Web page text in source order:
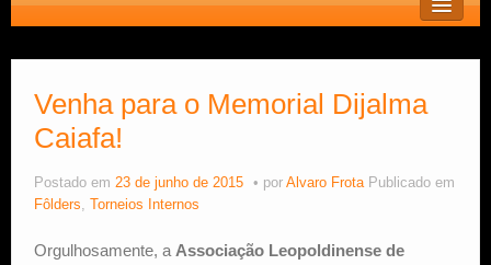
Fique Sócio
Quem Somos?
Calendário
Venha para o Memorial Dijalma
Caiafa!
Postado em 23 de junho de 2015 por Alvaro Frota Publicado em
Fôlders, Torneios Internos
Orgulhosamente, a Associação Leopoldinense de